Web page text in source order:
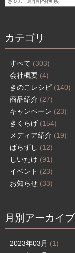
カテゴリ
すべて (303)
会社概要 (4)
きのこレシピ (140)
商品紹介 (27)
キャンペーン (23)
きくらげ (154)
メディア紹介 (19)
ばらずし (12)
しいたけ (91)
イベント (23)
お知らせ (33)
月別アーカイブ
2023年03月 (1)